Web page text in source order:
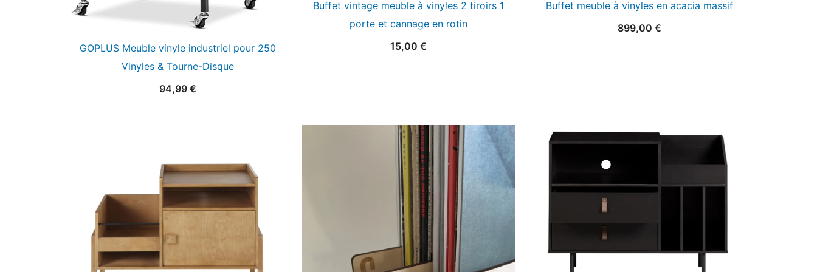
GOPLUS Meuble vinyle industriel pour 250
Vinyles & Tourne-Disque
94,99 €
Buffet vintage meuble à vinyles 2 tiroirs 1
porte et cannage en rotin
15,00 €
Buffet meuble à vinyles en acacia massif
899,00 €